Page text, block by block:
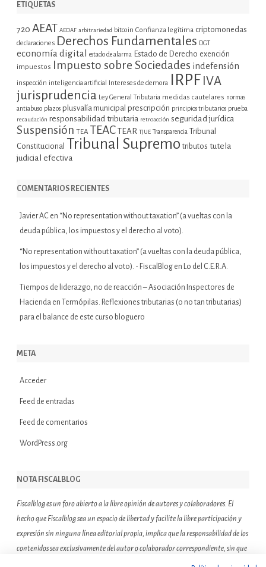
ETIQUETAS
720 AEAT AEDAF arbitrariedad bitcoin Confianza legítima criptomonedas
declaraciones Derechos Fundamentales DGT
economía digital estado de alarma Estado de Derecho exención
impuestos Impuesto sobre Sociedades indefensión
inspección inteligencia artificial Intereses de demora IRPF IVA
jurisprudencia Ley General Tributaria medidas cautelares normas
antiabuso plazos plusvalía municipal prescripción principios tributarios prueba
recaudación responsabilidad tributaria retroacción seguridad jurídica
Suspensión TEA TEAC TEAR TJUE Transparencia Tribunal
Constitucional Tribunal Supremo tributos tutela
judicial efectiva
COMENTARIOS RECIENTES
Javier AC en “No representation without taxation” (a vueltas con la
deuda pública, los impuestos y el derecho al voto).
“No representation without taxation” (a vueltas con la deuda pública,
los impuestos y el derecho al voto). - FiscalBlog en Lo del C.E.R.A.
Tiempos de liderazgo, no de reacción – Asociación Inspectores de
Hacienda en
Termópilas. Reflexiones tributarias (o no tan tributarias)
para el balance de este curso bloguero
META
Acceder
Feed de entradas
Feed de comentarios
WordPress.org
NOTA FISCALBLOG
Fiscalblog es un foro abierto a la libre opinión de autores y colaboradores. El
hecho que Fiscalblog sea un espacio de libertad y facilite la libre participación y
expresión sin ninguna línea editorial propia, implica que la responsabilidad de los
contenidos sea exclusivamente del autor o colaborador correspondiente, sin que
ello suponga que el resto de miembros de la comunidad de Fiscalblog asuman o